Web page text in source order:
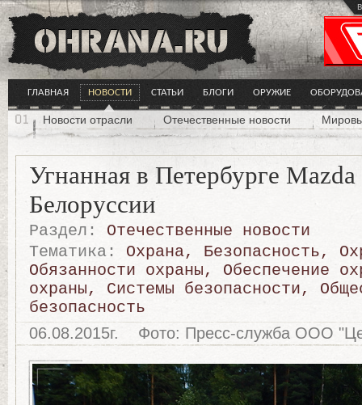
ГЛАВНАЯ НОВОСТИ СТАТЬИ БЛОГИ ОРУЖИЕ
Новости отрасли Отечественные новости
Угнанная в Петербурге
Белоруссии
Раздел:
Отечественные новости
Тематика:
Охрана, Безопасность,
Обязанности охраны, Обеспечение
охраны, Системы безопасности,
безопасность
06.08.2015г. Фото: Пресс-служба ООО